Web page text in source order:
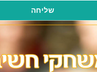
שליחה